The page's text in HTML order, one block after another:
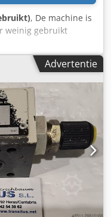
, De machine is
weinig gebruikt
Djdjtw S Awjpfx Ag
Geen garantie. 1800
15 kW vermogen,
KMA
testbank heeft een
Apparatuur: - Bosch
kooi -
codering - optioneel
reparatie en testen
wordt uitgevoerd
en -database.
is in goede
koop wegens
Advertentie